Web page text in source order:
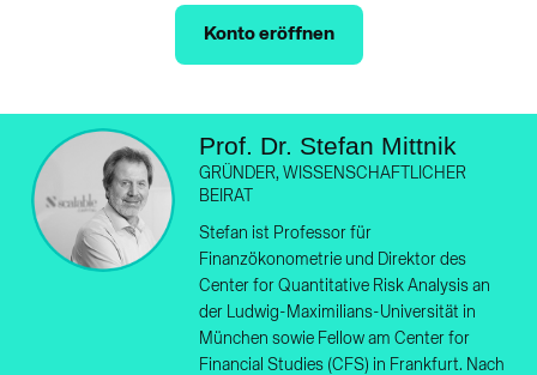
Konto eröffnen
Prof. Dr. Stefan Mittnik
GRÜNDER, WISSENSCHAFTLICHER
BEIRAT
Stefan ist Professor für
Finanzökonometrie und Direktor des
Center for Quantitative Risk Analysis an
der Ludwig-Maximilians-Universität in
München sowie Fellow am Center for
Financial Studies (CFS) in Frankfurt. Nach